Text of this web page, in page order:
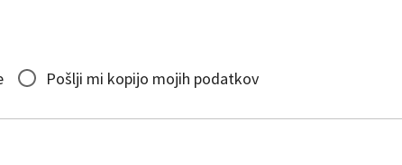
Pošlji mi kopijo mojih podatkov